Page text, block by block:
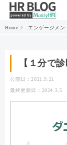
Home エンゲージメン
【１分で
公開日：2021.9.21
最終更新日：2024.3.5